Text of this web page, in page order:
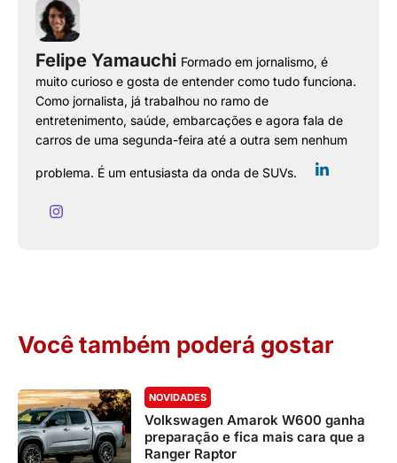
Felipe Yamauchi Formado em jornalismo, é
muito curioso e gosta de entender como tudo funciona.
Como jornalista, já trabalhou no ramo de
entretenimento, saúde, embarcações e agora fala de
carros de uma segunda-feira até a outra sem nenhum
problema. É um entusiasta da onda de SUVs.
Você também poderá gostar
NOVIDADES
Volkswagen Amarok W600 ganha
preparação e fica mais cara que a
Ranger Raptor